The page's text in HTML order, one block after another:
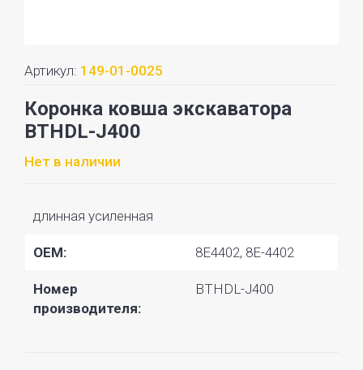
Артикул: 149-01-0025
Коронка ковша экскаватора
BTHDL-J400
Нет в наличии
длинная усиленная
OEM: 8E4402, 8E-4402
Номер
производителя:
BTHDL-J400